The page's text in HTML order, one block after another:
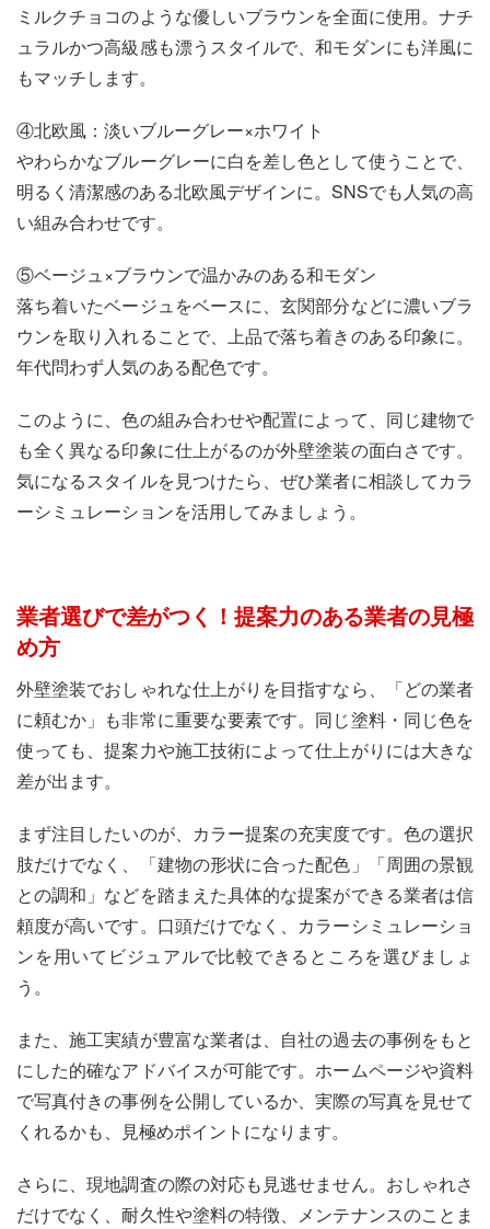
ミルクチョコのような優しいブラウンを全面に使用。ナチ
ュラルかつ高級感も漂うスタイルで、和モダンにも洋風に
もマッチします。
④北欧風：淡いブルーグレー×ホワイト
やわらかなブルーグレーに白を差し色として使うことで、
明るく清潔感のある北欧風デザインに。SNSでも人気の高
い組み合わせです。
⑤ベージュ×ブラウンで温かみのある和モダン
落ち着いたベージュをベースに、玄関部分などに濃いブラ
ウンを取り入れることで、上品で落ち着きのある印象に。
年代問わず人気のある配色です。
このように、色の組み合わせや配置によって、同じ建物で
も全く異なる印象に仕上がるのが外壁塗装の面白さです。
気になるスタイルを見つけたら、ぜひ業者に相談してカラ
ーシミュレーションを活用してみましょう。
業者選びで差がつく！提案力のある業者の見極
め方
外壁塗装でおしゃれな仕上がりを目指すなら、「どの業者
に頼むか」も非常に重要な要素です。同じ塗料・同じ色を
使っても、提案力や施工技術によって仕上がりには大きな
差が出ます。
まず注目したいのが、カラー提案の充実度です。色の選択
肢だけでなく、「建物の形状に合った配色」「周囲の景観
との調和」などを踏まえた具体的な提案ができる業者は信
頼度が高いです。口頭だけでなく、カラーシミュレーショ
ンを用いてビジュアルで比較できるところを選びましょ
う。
また、施工実績が豊富な業者は、自社の過去の事例をもと
にした的確なアドバイスが可能です。ホームページや資料
で写真付きの事例を公開しているか、実際の写真を見せて
くれるかも、見極めポイントになります。
さらに、現地調査の際の対応も見逃せません。おしゃれさ
だけでなく、耐久性や塗料の特徴、メンテナンスのことま